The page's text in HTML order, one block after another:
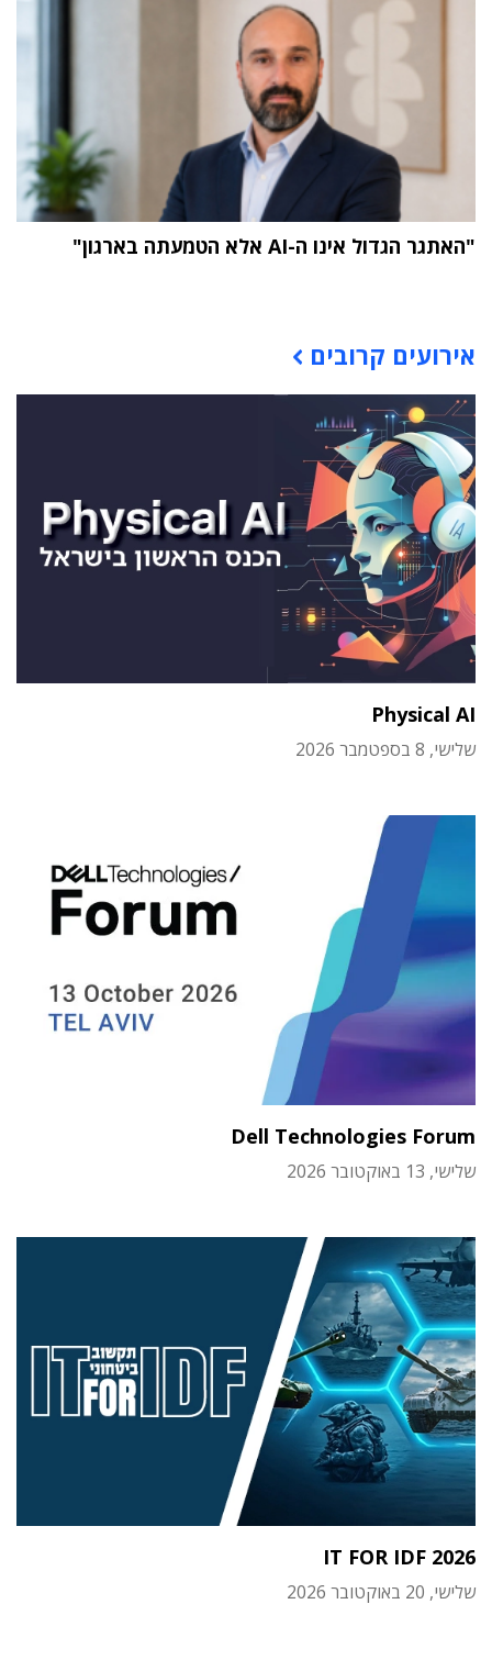
"האתגר הגדול אינו ה-AI אלא הטמעתה בארגון"
אירועים קרובים
Physical AI
שלישי, 8 בספטמבר 2026
Dell Technologies Forum
שלישי, 13 באוקטובר 2026
IT FOR IDF 2026
שלישי, 20 באוקטובר 2026